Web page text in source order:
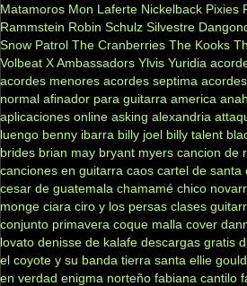
Matamoros Mon Laferte Nickelback Pixies
Rammstein Robin Schulz Silvestre
Snow Patrol The Cranberries The Kooks
Volbeat X Ambassadors Ylvis Yuridia
acordes menores acordes septima
normal afinador para guitarra america
aplicaciones online asking alexandria
luengo benny ibarra billy joel billy talent
brides brian may bryant myers cancion de
canciones en guitarra caos cartel de santa
cesar de guatemala chamamé chico
monge ciara ciro y los persas clases
conjunto primavera coque malla cover
lovato denisse de kalafe descargas gratis
el coyote y su banda tierra santa ellie
en verdad enigma norteño fabiana cantilo